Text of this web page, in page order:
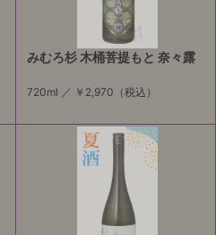
みむろ杉 木桶菩提もと 奈々露
720ml ／ ￥2,970 （税込）